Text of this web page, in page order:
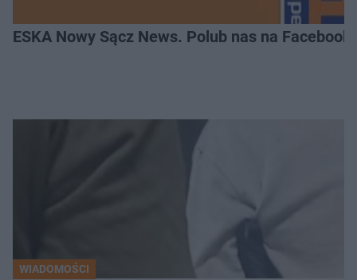
ESKA Nowy Sącz News. Polub nas na
WIADOMOŚCI